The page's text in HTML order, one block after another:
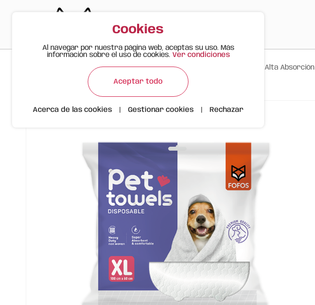
Productos > > Toalla Desechable para Mascotas FOFOS XL – Alta Absorción
Cookies
Al navegar por nuestra página web, aceptas su uso. Más
información sobre el uso de cookies. Ver condiciones
Aceptar todo
Acerca de las cookies Gestionar cookies Rechazar